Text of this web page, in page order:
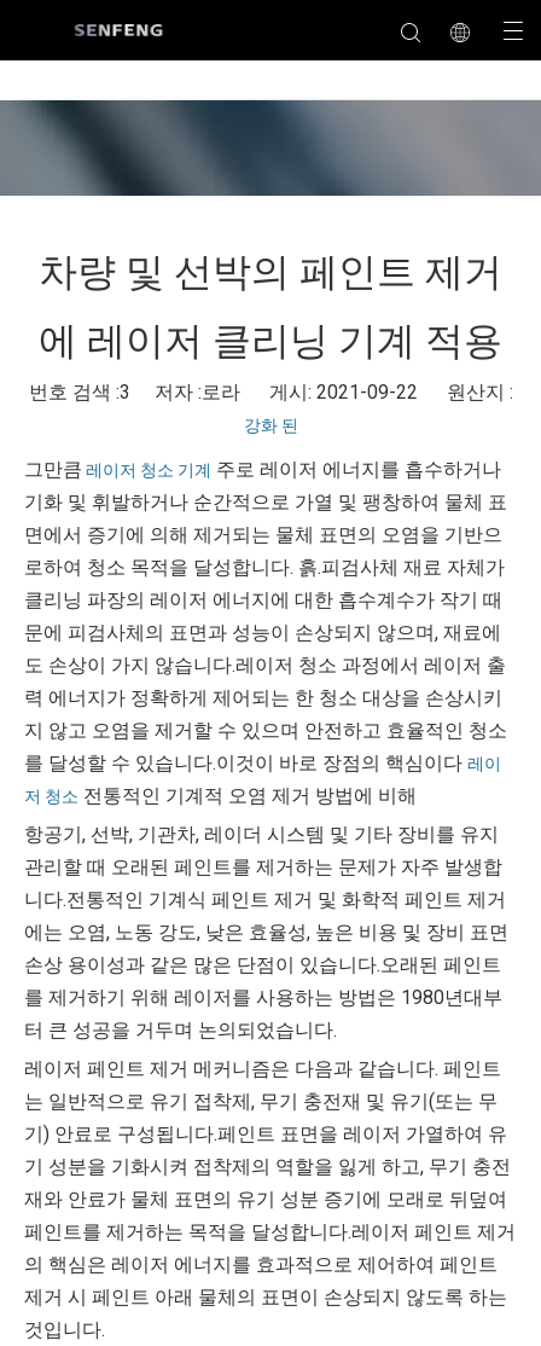
차량 및 선박의 ​​페인트 제거
에 레이저 클리닝 기계 적용
번호 검색 :3 저자 :로라 게시: 2021-09-22 원산지 :
강화 된
그만큼 레이저 청소 기계 주로 레이저 에너지를 흡수하거나
기화 및 휘발하거나 순간적으로 가열 및 팽창하여 물체 표
면에서 증기에 의해 제거되는 물체 표면의 오염을 기반으
로하여 청소 목적을 달성합니다. 흙.피검사체 재료 자체가
클리닝 파장의 레이저 에너지에 대한 흡수계수가 작기 때
문에 피검사체의 표면과 성능이 손상되지 않으며, 재료에
도 손상이 가지 않습니다.레이저 청소 과정에서 레이저 출
력 에너지가 정확하게 제어되는 한 청소 대상을 손상시키
지 않고 오염을 제거할 수 있으며 안전하고 효율적인 청소
를 달성할 수 있습니다.이것이 바로 장점의 핵심이다 레이
저 청소 전통적인 기계적 오염 제거 방법에 비해
항공기, 선박, 기관차, 레이더 시스템 및 기타 장비를 유지
관리할 때 오래된 페인트를 제거하는 문제가 자주 발생합
니다.전통적인 기계식 페인트 제거 및 화학적 페인트 제거
에는 오염, 노동 강도, 낮은 효율성, 높은 비용 및 장비 표면
손상 용이성과 같은 많은 단점이 있습니다.오래된 페인트
를 제거하기 위해 레이저를 사용하는 방법은 1980년대부
터 큰 성공을 거두며 논의되었습니다.
레이저 페인트 제거 메커니즘은 다음과 같습니다. 페인트
는 일반적으로 유기 접착제, 무기 충전재 및 유기(또는 무
기) 안료로 구성됩니다.페인트 표면을 레이저 가열하여 유
기 성분을 기화시켜 접착제의 역할을 잃게 하고, 무기 충전
재와 안료가 물체 표면의 유기 성분 증기에 모래로 뒤덮여
페인트를 제거하는 목적을 달성합니다.레이저 페인트 제거
의 핵심은 레이저 에너지를 효과적으로 제어하여 페인트
제거 시 페인트 아래 물체의 표면이 손상되지 않도록 하는
것입니다.